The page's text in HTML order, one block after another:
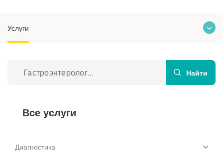
Услуги
Врачи
Найти
Все услуги
Диагностика